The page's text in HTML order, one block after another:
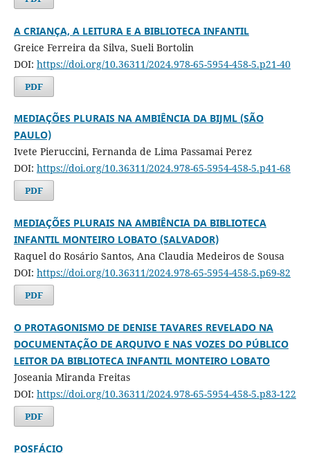
A CRIANÇA, A LEITURA E A BIBLIOTECA INFANTIL
Greice Ferreira da Silva, Sueli Bortolin
DOI: https://doi.org/10.36311/2024.978-65-5954-458-5.p21-40
PDF
MEDIAÇÕES PLURAIS NA AMBIÊNCIA DA BIJML (SÃO
PAULO)
Ivete Pieruccini, Fernanda de Lima Passamai Perez
DOI: https://doi.org/10.36311/2024.978-65-5954-458-5.p41-68
PDF
MEDIAÇÕES PLURAIS NA AMBIÊNCIA DA BIBLIOTECA
INFANTIL MONTEIRO LOBATO (SALVADOR)
Raquel do Rosário Santos, Ana Claudia Medeiros de Sousa
DOI: https://doi.org/10.36311/2024.978-65-5954-458-5.p69-82
PDF
O PROTAGONISMO DE DENISE TAVARES REVELADO NA
DOCUMENTAÇÃO DE ARQUIVO E NAS VOZES DO PÚBLICO
LEITOR DA BIBLIOTECA INFANTIL MONTEIRO LOBATO
Joseania Miranda Freitas
DOI: https://doi.org/10.36311/2024.978-65-5954-458-5.p83-122
PDF
POSFÁCIO